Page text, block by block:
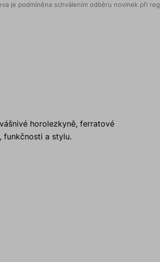
je podmíněna schválením odběru novinek při
horolezkyně, ferratové
funkčnosti a stylu.